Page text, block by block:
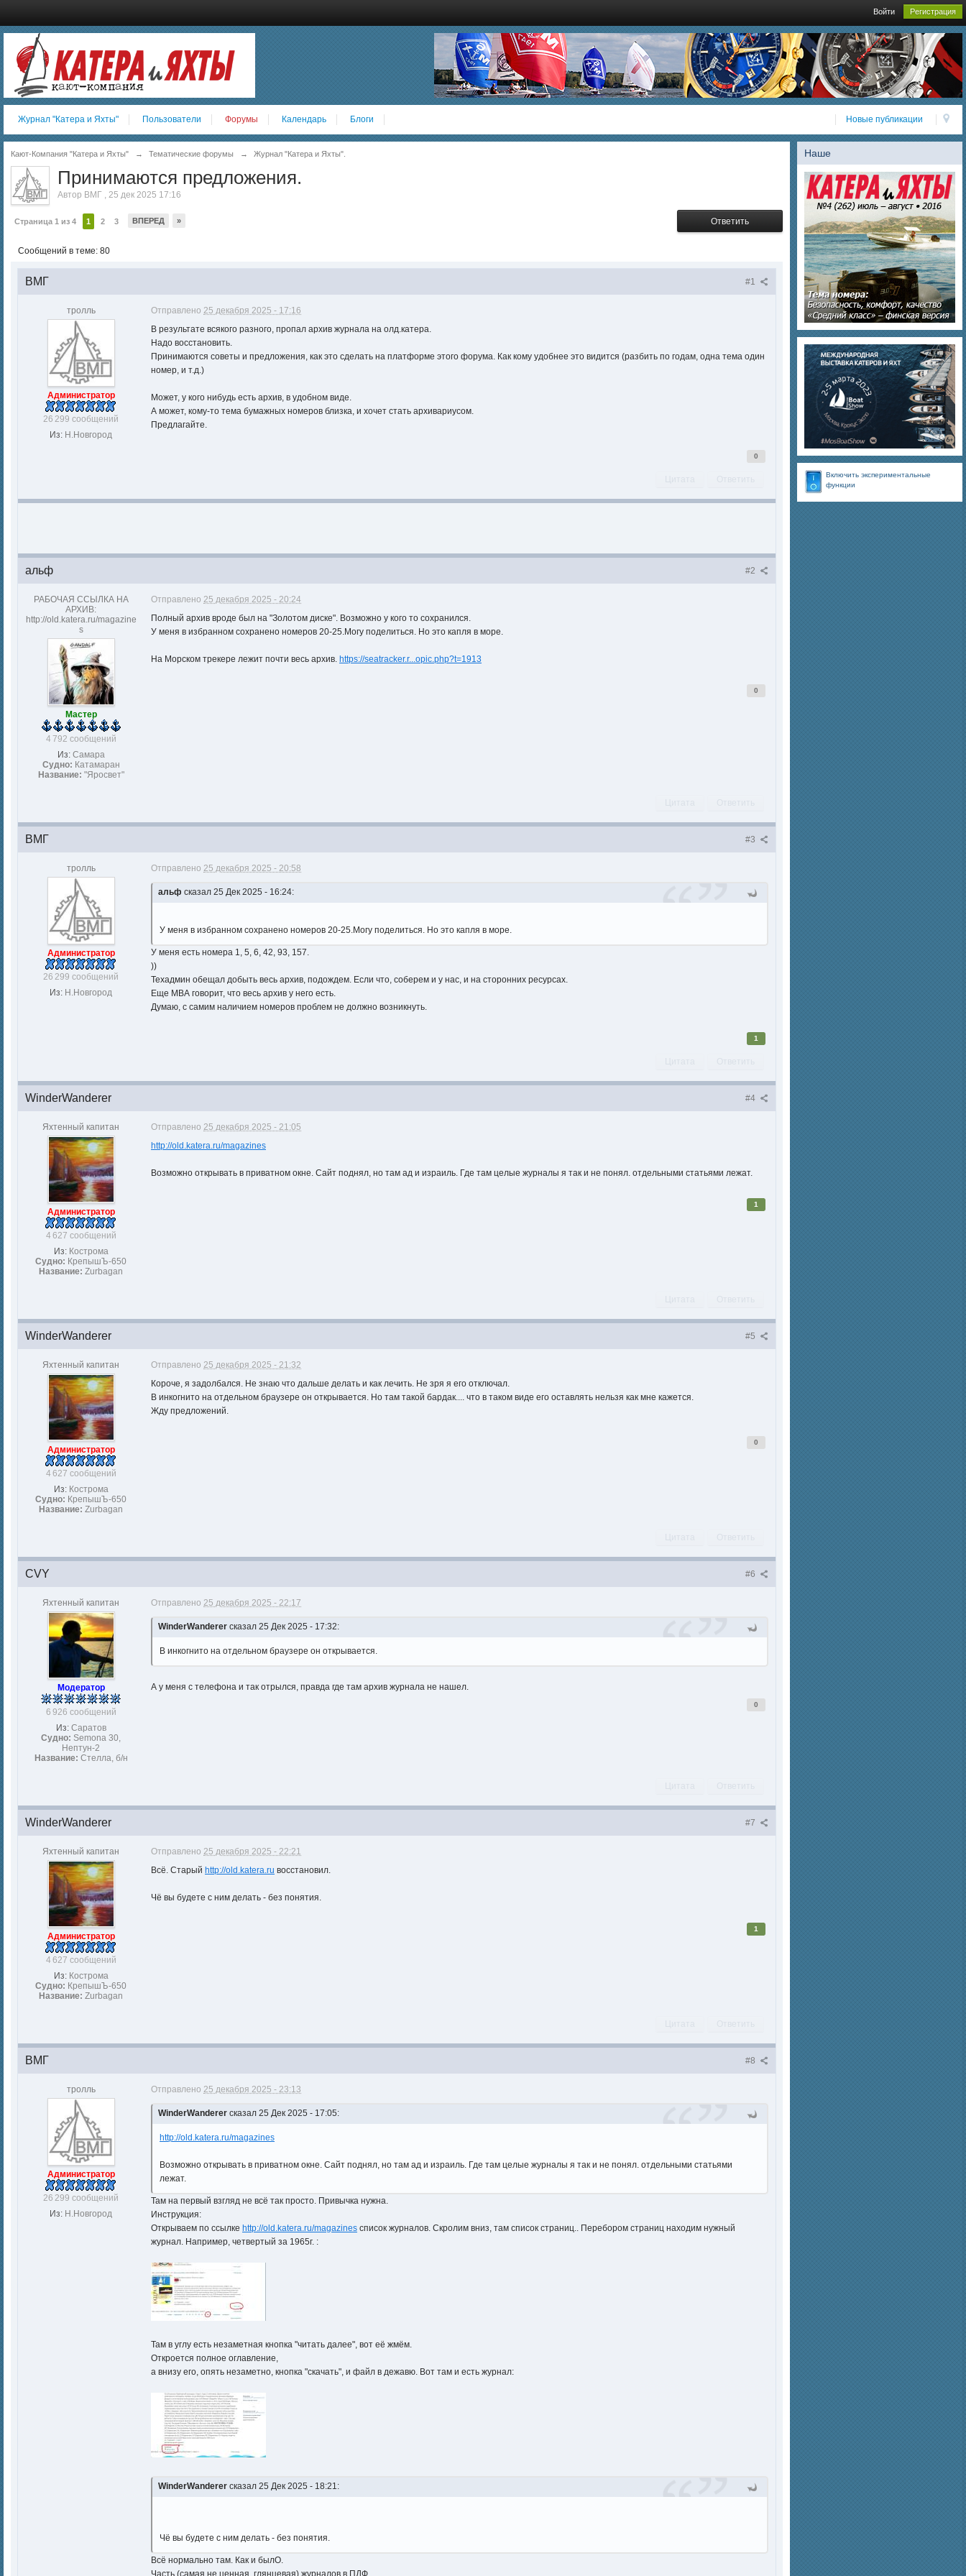
Войти Регистрация
Новые публикации
Журнал "Катера и Яхты" Пользователи Форумы Календарь Блоги
Наше
Включить экспериментальные
функции
Кают-Компания "Катера и Яхты" → Тематические форумы → Журнал "Катера и Яхты".
Принимаются предложения.
Автор BМГ , 25 дек 2025 17:16
Страница 1 из 4 1 2 3 ВПЕРЕД » Ответить
Сообщений в теме: 80
#1
BМГ
тролль
Администратор
26 299 сообщений
Из: Н.Новгород
Отправлено 25 декабря 2025 - 17:16
В результате всякого разного, пропал архив журнала на олд.катера.
Надо восстановить.
Принимаются советы и предложения, как это сделать на платформе этого форума. Как кому удобнее это видится (разбить по годам, одна тема один
номер, и т.д.)
Может, у кого нибудь есть архив, в удобном виде.
А может, кому-то тема бумажных номеров близка, и хочет стать архивариусом.
Предлагайте.
0
#2
альф
РАБОЧАЯ ССЫЛКА НА
АРХИВ:
http://old.katera.ru/magazine
s
Мастер
4 792 сообщений
Из: Самара
Судно: Катамаран
Название: "Яросвет"
Отправлено 25 декабря 2025 - 20:24
Полный архив вроде был на "Золотом диске". Возможно у кого то сохранился.
У меня в избранном сохранено номеров 20-25.Могу поделиться. Но это капля в море.
На Морском трекере лежит почти весь архив. https://seatracker.r...opic.php?t=1913
0
#3
BМГ
тролль
Администратор
26 299 сообщений
Из: Н.Новгород
Отправлено 25 декабря 2025 - 20:58
альф сказал 25 Дек 2025 - 16:24:
У меня в избранном сохранено номеров 20-25.Могу поделиться. Но это капля в море.
У меня есть номера 1, 5, 6, 42, 93, 157.
))
Техадмин обещал добыть весь архив, подождем. Если что, соберем и у нас, и на сторонних ресурсах.
Еще МВА говорит, что весь архив у него есть.
Думаю, с самим наличием номеров проблем не должно возникнуть.
1
#4
WinderWanderer
Яхтенный капитан
Администратор
4 627 сообщений
Из: Кострома
Судно: КрепышЪ-650
Название: Zurbagan
Отправлено 25 декабря 2025 - 21:05
http://old.katera.ru/magazines
Возможно открывать в приватном окне. Сайт поднял, но там ад и израиль. Где там целые журналы я так и не понял. отдельными статьями лежат.
1
#5
WinderWanderer
Яхтенный капитан
Администратор
4 627 сообщений
Из: Кострома
Судно: КрепышЪ-650
Название: Zurbagan
Отправлено 25 декабря 2025 - 21:32
Короче, я задолбался. Не знаю что дальше делать и как лечить. Не зря я его отключал.
В инкогнито на отдельном браузере он открывается. Но там такой бардак.... что в таком виде его оставлять нельзя как мне кажется.
Жду предложений.
0
#6
CVY
Яхтенный капитан
Модератор
6 926 сообщений
Из: Саратов
Судно: Semona 30,
Нептун-2
Название: Стелла, б/н
Отправлено 25 декабря 2025 - 22:17
WinderWanderer сказал 25 Дек 2025 - 17:32:
В инкогнито на отдельном браузере он открывается.
А у меня с телефона и так отрылся, правда где там архив журнала не нашел.
0
#7
WinderWanderer
Яхтенный капитан
Администратор
4 627 сообщений
Из: Кострома
Судно: КрепышЪ-650
Название: Zurbagan
Отправлено 25 декабря 2025 - 22:21
Всё. Старый http://old.katera.ru восстановил.
Чё вы будете с ним делать - без понятия.
1
#8
BМГ
тролль
Администратор
26 299 сообщений
Из: Н.Новгород
Отправлено 25 декабря 2025 - 23:13
WinderWanderer сказал 25 Дек 2025 - 17:05:
http://old.katera.ru/magazines
Возможно открывать в приватном окне. Сайт поднял, но там ад и израиль. Где там целые журналы я так и не понял. отдельными статьями
лежат.
Там на первый взгляд не всё так просто. Привычка нужна.
Инструкция:
Открываем по ссылке http://old.katera.ru/magazines список журналов. Скролим вниз, там список страниц.. Перебором страниц находим нужный
журнал. Например, четвертый за 1965г. :
Там в углу есть незаметная кнопка "читать далее", вот её жмём.
Откроется полное оглавление,
а внизу его, опять незаметно, кнопка "скачать", и файл в дежавю. Вот там и есть журнал:
WinderWanderer сказал 25 Дек 2025 - 18:21:
Чё вы будете с ним делать - без понятия.
Всё нормально там. Как и былО.
Часть (самая не ценная, глянцевая) журналов в ПДФ.